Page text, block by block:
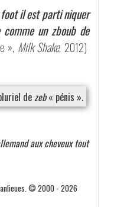
il est parti niquer
un zboub de
», Milk Shake, 2012)
dezeb« pénis ».
aux cheveux tout
© 2000 - 2026